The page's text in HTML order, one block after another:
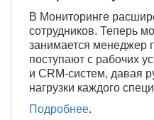
В Мониторинге
сотрудников. Теперь
занимается менеджер
поступают с рабочих
и CRM-систем, давая
нагрузки каждого
Подробнее.